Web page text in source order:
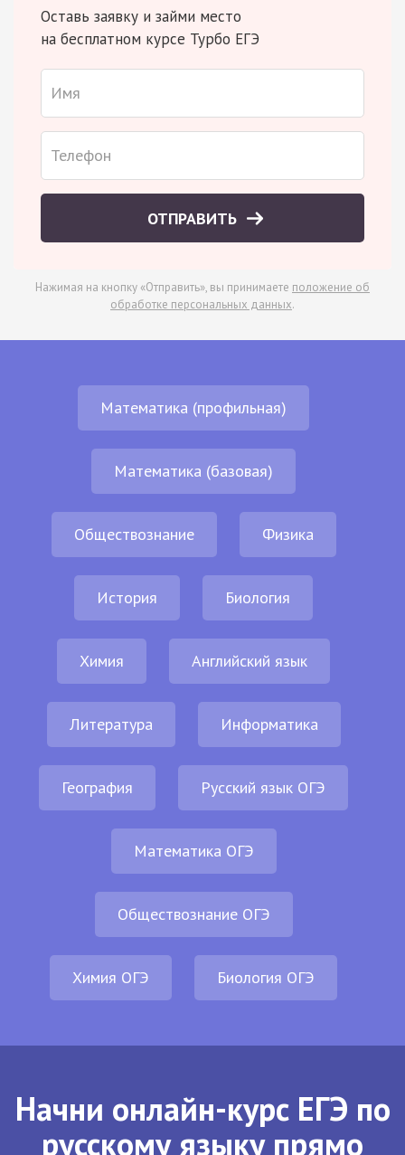
Оставь заявку и займи место
на бесплатном курсе Турбо ЕГЭ
ОТПРАВИТЬ
Нажимая на кнопку «Отправить», вы принимаете положение об
обработке персональных данных.
Математика (профильная)
Математика (базовая)
Обществознание Физика
История Биология
Химия Английский язык
Литература Информатика
География Русский язык ОГЭ
Математика ОГЭ
Обществознание ОГЭ
Химия ОГЭ Биология ОГЭ
Начни онлайн-курс ЕГЭ по
русскому языку прямо